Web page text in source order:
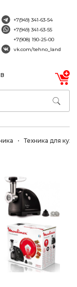
+7(949) 341-63-54
+7(949) 341-63-55
+7(908) 190-25-00
vk.com/tehno_land
Техника для